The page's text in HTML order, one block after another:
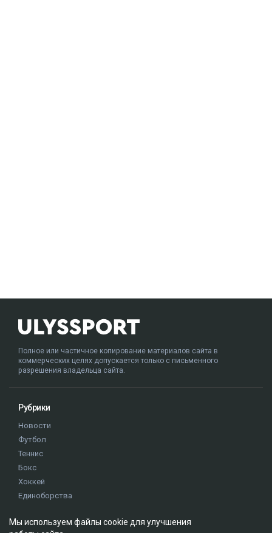
Полное или частичное копирование материалов сайта в
коммерческих целях допускается только с письменного
разрешения владельца сайта.
Рубрики
Новости
Футбол
Теннис
Бокс
Хоккей
Единоборства
Олимпиада
Мы используем файлы cookie для улучшения